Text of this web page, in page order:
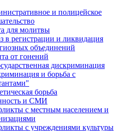
и полицейское
для молитвы
в регистрации и ликвидация
объединений
от гонений
дискриминация
и борьба с
борьба
и СМИ
с местным населением и
с учреждениями культуры